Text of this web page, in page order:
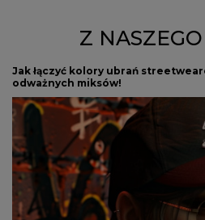
KOBIETA
Potwierdź obecność oznaczeń
wymaganych przepisami
ZADAJ
Z
Jak łączyć kolory ubrań
odważnych miksów!